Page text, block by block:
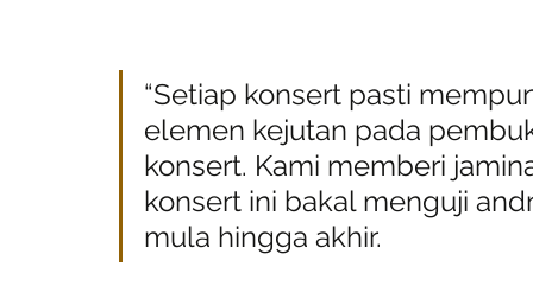
“Setiap konsert pasti
elemen kejutan pada
konsert. Kami memberi
konsert ini bakal menguji
mula hingga akhir.